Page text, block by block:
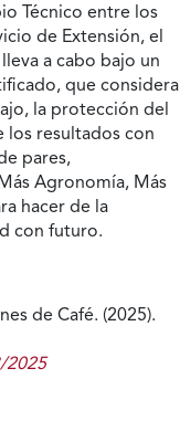
Técnico entre los
de Extensión, el
a cabo bajo un
que considera
la protección del
los resultados con
pares,
Agronomía, Más
hacer de la
con futuro.
de Café. (2025).
2025